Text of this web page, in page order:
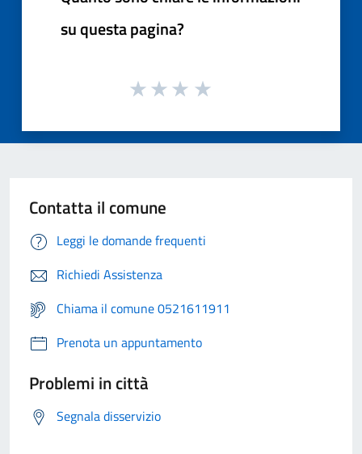
su questa pagina?
Contatta il comune
Leggi le domande frequenti
Richiedi Assistenza
Chiama il comune 0521611911
Prenota un appuntamento
Problemi in città
Segnala disservizio